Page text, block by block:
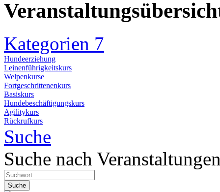
Kategorien 7
Hundeerziehung
Leinenführigkeitskurs
Welpenkurse
Fortgeschrittenenkurs
Basiskurs
Hundebeschäftigungskurs
Agilitykurs
Rückrufkurs
Suche
Suche nach
Suche